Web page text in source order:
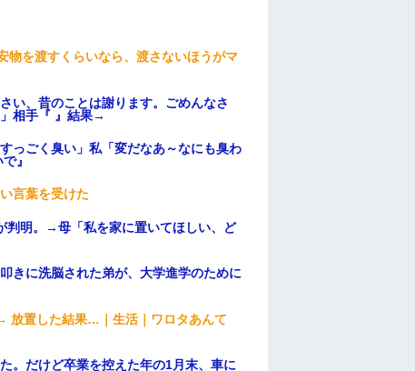
物を渡すくらいなら、渡さないほうがマ
い、昔のことは謝ります。ごめんなさ
相手『 』結果→
っごく臭い」私「変だなあ～なにも臭わ
』
言葉を受けた
判明。→母「私を家に置いてほしい、ど
きに洗脳された弟が、大学進学のために
放置した結果…｜生活｜ワロタあんて
。だけど卒業を控えた年の1月末、車に